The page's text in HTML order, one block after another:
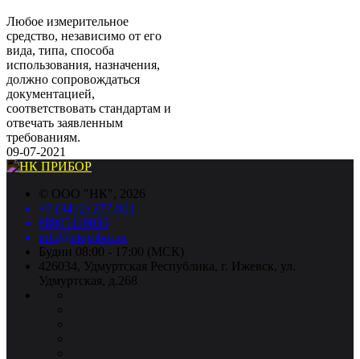
Любое измерительное
средство, независимо от его
вида, типа, способа
использования, назначения,
должно сопровождаться
документацией,
соответствовать стандартам и
отвечать заявленным
требованиям.
09-07-2021
© ООО "НК", 2026
+7 (3412) 277-001
88005118036
info@nkpribor.ru
Будни 08:00 - 17:00 (МСК)
426034, Удмуртская Республика, г. Ижевск, ул.
Удмуртская, д.268